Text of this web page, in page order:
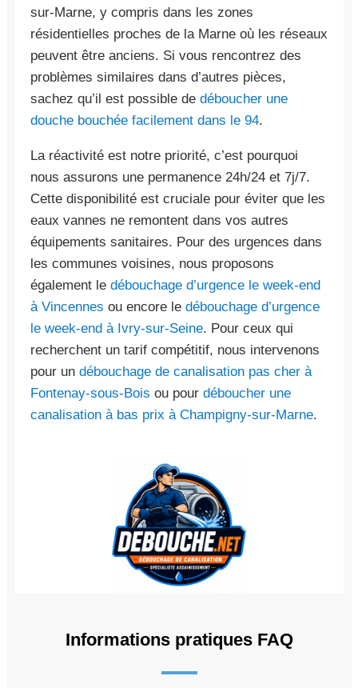
sur-Marne, y compris dans les zones
résidentielles proches de la Marne où les réseaux
peuvent être anciens. Si vous rencontrez des
problèmes similaires dans d’autres pièces,
sachez qu’il est possible de déboucher une
douche bouchée facilement dans le 94.
La réactivité est notre priorité, c’est pourquoi
nous assurons une permanence 24h/24 et 7j/7.
Cette disponibilité est cruciale pour éviter que les
eaux vannes ne remontent dans vos autres
équipements sanitaires. Pour des urgences dans
les communes voisines, nous proposons
également le débouchage d’urgence le week-end
à Vincennes ou encore le débouchage d’urgence
le week-end à Ivry-sur-Seine. Pour ceux qui
recherchent un tarif compétitif, nous intervenons
pour un débouchage de canalisation pas cher à
Fontenay-sous-Bois ou pour déboucher une
canalisation à bas prix à Champigny-sur-Marne.
Informations pratiques FAQ